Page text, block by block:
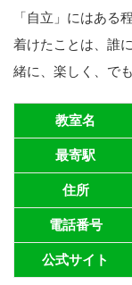
「自立」にはある
着けたことは、誰
緒に、楽しく、で
教室名
最寄駅
住所
電話番号
公式サイト